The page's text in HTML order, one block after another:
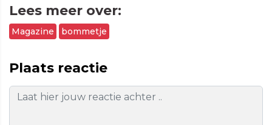
Lees meer over:
Magazine bommetje
Plaats reactie